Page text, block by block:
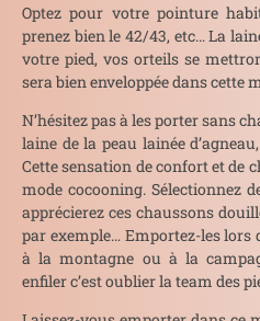
Optez pour votre pointure
prenez bien le 42/43, etc… La
votre pied, vos orteils se
sera bien enveloppée dans cette
N’hésitez pas à les porter sans
laine de la peau lainée
Cette sensation de confort et de
mode cocooning. Sélectionnez
apprécierez ces chaussons
par exemple… Emportez-les lors
à la montagne ou à la
enfiler c’est oublier la team des